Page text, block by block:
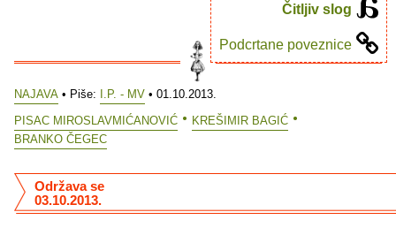
Čitljiv slog
Podcrtane poveznice
NAJAVA • Piše: I.P. - MV • 01.10.2013.
PISAC MIROSLAVMIĆANOVIĆ
KREŠIMIR BAGIĆ
BRANKO ČEGEC
Održava se
03.10.2013.